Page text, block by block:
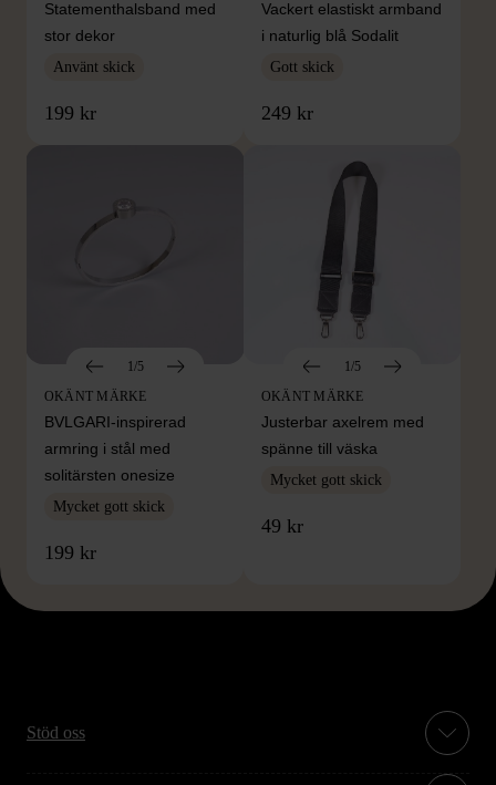
Statementhalsband med
stor dekor
Använt skick
199 kr
Vackert elastiskt armband
i naturlig blå Sodalit
Gott skick
249 kr
1/5
OKÄNT MÄRKE
BVLGARI-inspirerad
armring i stål med
solitärsten onesize
Mycket gott skick
199 kr
1/5
OKÄNT MÄRKE
Justerbar axelrem med
spänne till väska
Mycket gott skick
49 kr
Stöd oss